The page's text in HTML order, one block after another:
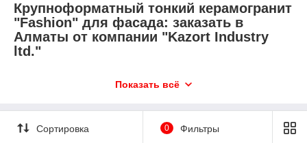
Крупноформатный тонкий керамогранит
"Fashion" для фасада: заказать в
Алматы от компании "Kazort Industry
ltd."
вентилируемого фасада?
керамогранит "Fashion"
- оптимальное сочетание
функциональности и дизайна. У нас вы можете заказать этот
Показать всё
Сортировка 0 Фильтры